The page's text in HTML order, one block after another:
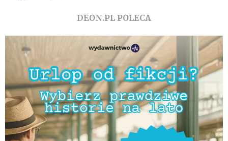
DEON.PL POLECA